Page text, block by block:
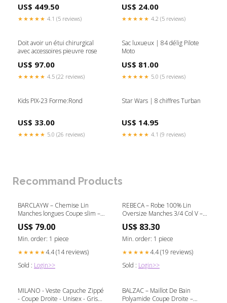
US$ 449.50
★★★★★ 4.1 (5 reviews)
US$ 24.00
★★★★★ 4.2 (5 reviews)
Doit avoir un étui chirurgical
avec accessoires pieuvre rose
US$ 97.00
★★★★★ 4.5 (22 reviews)
Sac luxueux | 84 délig Pilote
Moto
US$ 81.00
★★★★★ 5.0 (5 reviews)
Kids PIX-23 Forme:Rond
US$ 33.00
★★★★★ 5.0 (26 reviews)
Star Wars | 8 chiffres Turban
US$ 14.95
★★★★★ 4.1 (9 reviews)
Recommand Products
BARCLAYW – Chemise Lin
Manches longues Coupe slim –
US$ 79.00
Min. order: 1 piece
★★★★★4.4 (14 reviews)
Sold : Login>>
REBECA – Robe 100% Lin
Oversize Manches 3/4 Col V –
US$ 83.30
Min. order: 1 piece
★★★★★4.4 (19 reviews)
Sold : Login>>
MILANO - Veste Capuche Zippé
- Coupe Droite - Unisex - Gris
BALZAC – Maillot De Bain
Polyamide Coupe Droite –